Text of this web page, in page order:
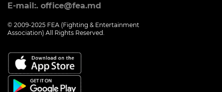
E-mail:. office@fea.md
© 2009-2025 FEA (Fighting & Entertainment
Association) All Rights Reserved.